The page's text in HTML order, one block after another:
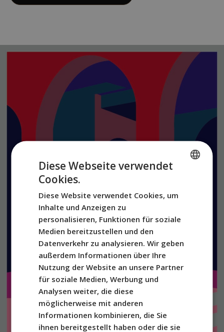
ENGLISH
GERMAN
Diese Webseite verwendet
Cookies.
Diese Website verwendet Cookies, um
Inhalte und Anzeigen zu
personalisieren, Funktionen für soziale
Medien bereitzustellen und den
Datenverkehr zu analysieren. Wir geben
außerdem Informationen über Ihre
Nutzung der Website an unsere Partner
für soziale Medien, Werbung und
Analysen weiter, die diese
möglicherweise mit anderen
Informationen kombinieren, die Sie
ihnen bereitgestellt haben oder die sie